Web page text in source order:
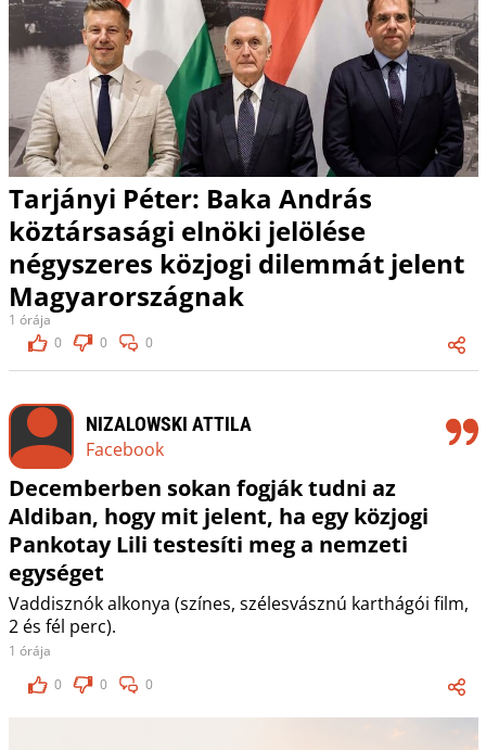
Tarjányi Péter: Baka András
köztársasági elnöki jelölése
négyszeres közjogi dilemmát jelent
Magyarországnak
1 órája
0
0 0
NIZALOWSKI ATTILA
Facebook
Decemberben sokan fogják tudni az
Aldiban, hogy mit jelent, ha egy közjogi
Pankotay Lili testesíti meg a nemzeti
egységet
Vaddisznók alkonya (színes, szélesvásznú karthágói film,
2 és fél perc).
1 órája
0
0 0